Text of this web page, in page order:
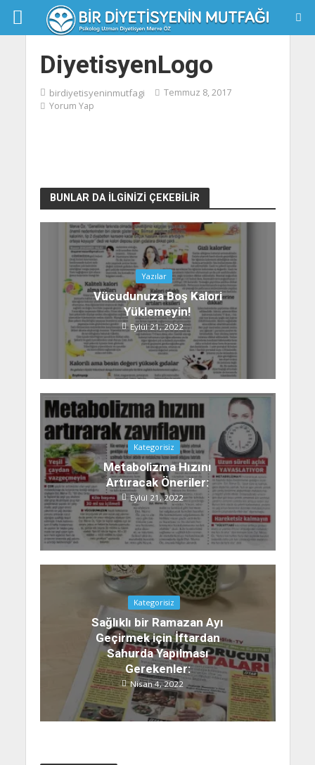
DiyetisyenLogo
birdiyetisyeninmutfagi
Temmuz 8, 2017
Yorum Yap
BUNLAR DA İLGINIZI ÇEKEBILIR
Yazılar
Vücudunuza Boş Kalori
Yüklemeyin!
Eylül 21, 2022
Kategorisiz
Metabolizma Hızını
Artıracak Öneriler:
Eylül 21, 2022
Kategorisiz
Sağlıklı bir Ramazan Ayı
Geçirmek için İftardan
Sahurda Yapılması
Gerekenler:
Nisan 4, 2022